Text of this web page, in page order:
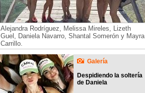
Alejandra Rodríguez, Melissa Mireles, Lizeth
Guel, Daniela Navarro, Shantal Somerón y Mayra
Carrillo.
Galería
Despidiendo la soltería
de Daniela